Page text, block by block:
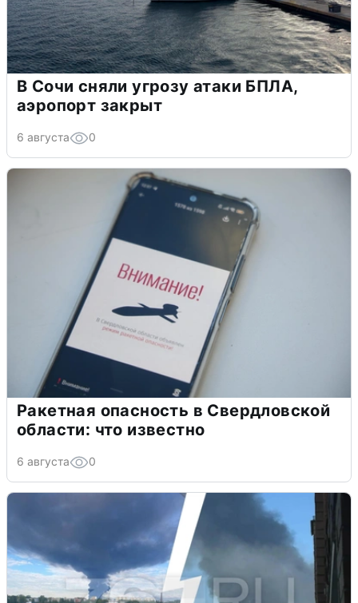
В Сочи сняли угрозу атаки БПЛА,
аэропорт закрыт
6 августа 0
Ракетная опасность в Свердловской
области: что известно
6 августа 0